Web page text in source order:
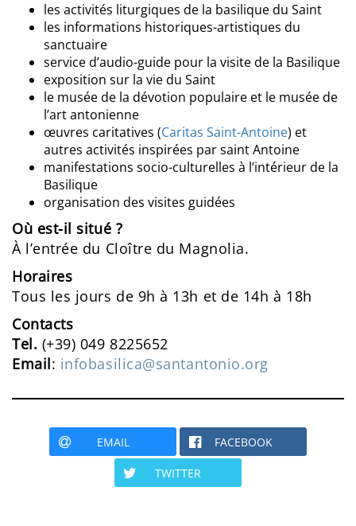
les activités liturgiques de la basilique du Saint
les informations historiques-artistiques du
sanctuaire
service d’audio-guide pour la visite de la Basilique
exposition sur la vie du Saint
le musée de la dévotion populaire et le musée de
l’art antonienne
œuvres caritatives (Caritas Saint-Antoine) et
autres activités inspirées par saint Antoine
manifestations socio-culturelles à l’intérieur de la
Basilique
organisation des visites guidées
Où est-il situé ?
À l’entrée du Cloître du Magnolia.
Horaires
Tous les jours de 9h à 13h et de 14h à 18h
Contacts
Tel. (+39) 049 8225652
Email: infobasilica@santantonio.org
EMAIL FACEBOOK
TWITTER